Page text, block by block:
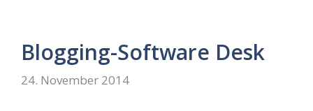
Blogging-Software Desk
24. November 2014